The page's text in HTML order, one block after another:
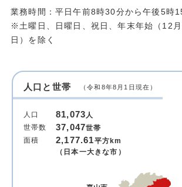
業務時間：平日午前8時30分から午後5時
※土曜日、日曜日、祝日、年末年始（12
日）を除く
人口と世帯 （令和8年8月1日現在）
人口 81,073人
世帯数
37,047世帯
面積
2,177.61平方km
（日本一大きな市）